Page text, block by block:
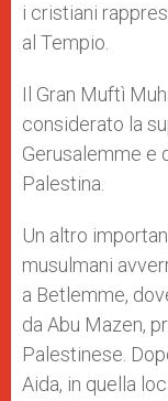
i cristiani
al Tempio.
Il Gran Muftì
considerato la
Gerusalemme e
Palestina.
Un altro
musulmani
a Betlemme,
da Abu Mazen,
Palestinese.
Aida, in quella